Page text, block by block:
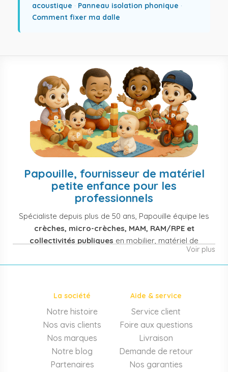
acoustique · Panneau isolation phonique ·
Comment fixer ma dalle
Papouille, fournisseur de matériel
petite enfance pour les
professionnels
Spécialiste depuis plus de 50 ans, Papouille équipe les
crèches, micro-crèches, MAM, RAM/RPE et
collectivités publiques en mobilier, matériel de
puériculture, jouets et équipement pour structures
d'accueil de la petite enfance. Notre offre couvre
cabinets infirmiers).
Mobilier et équipement de crèche
Lits crèche en bois, couchettes empilables, meubles à
langer sur mesure en résine antibactérienne, tables et
chaises adaptées aux 0-6 ans, banc-vestiaire, barrières de
séparation. Tout le matériel pour aménager une structure
Voir plus
La société
Notre histoire
Nos avis clients
Nos marques
Notre blog
Partenaires
Aide & service
Service client
Foire aux questions
Livraison
Demande de retour
Nos garanties